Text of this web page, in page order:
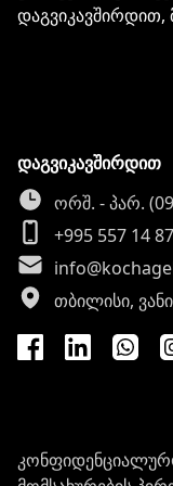
დაგვიკავშირდით
ორშ. - პარ.
+995 557 14
თბილისი,